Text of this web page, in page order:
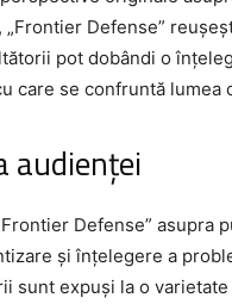
Defense”
pot dobândi o
care se confruntă lumea
audienței
Defense”
și înțelegere a
sunt expuși la o